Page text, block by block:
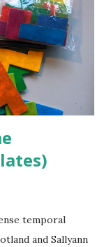
temporal
and Sallyann